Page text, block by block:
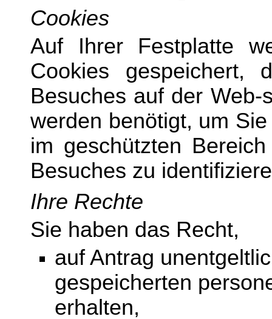
Cookies
Auf Ihrer Festplatte
Cookies
Besuches auf der
werden benötigt, um
im geschützten
Besuches zu
Ihre Rechte
Sie haben das Recht,
auf Antrag
gespeicherten
erhalten,